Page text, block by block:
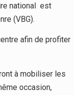
national est
(VBG).
afin de profiter
à mobiliser les
occasion,